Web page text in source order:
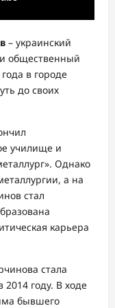
– украинский
общественный
в городе
до своих
училище и
Однако
а на
стал
карьера
стала
году. В ходе
бывшего